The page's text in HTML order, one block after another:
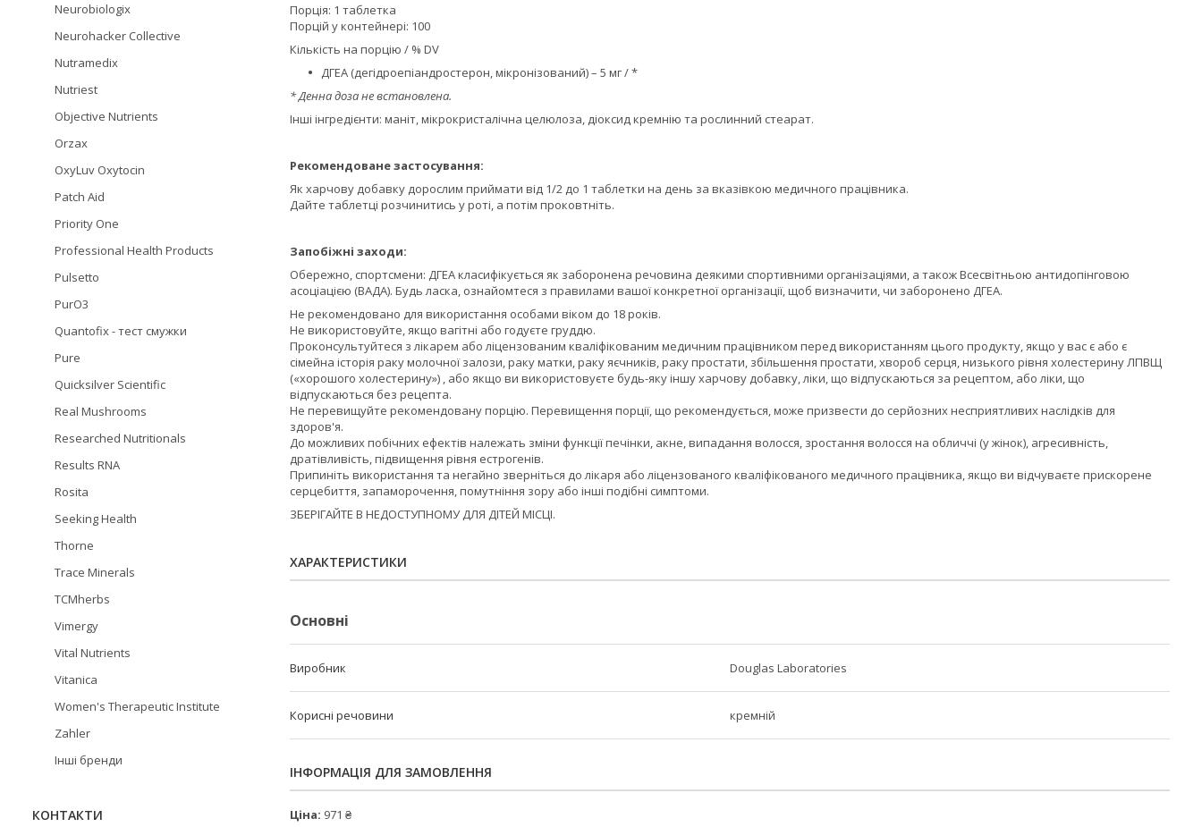
Порція: 1 таблетка
Порцій у контейнері: 100
Кількість на порцію / % DV
ДГЕА (дегідроепіандростерон, мікронізований) – 5 мг / *
* Денна доза не встановлена.
Інші інгредієнти: маніт, мікрокристалічна целюлоза, діоксид кремнію та рослинний стеарат.
Рекомендоване застосування:
Як харчову добавку дорослим приймати від 1/2 до 1 таблетки на день за вказівкою медичного працівника.
Дайте таблетці розчинитись у роті, а потім проковтніть.
Запобіжні заходи:
Обережно, спортсмени: ДГЕА класифікується як заборонена речовина деякими спортивними організаціями, а також Всесвітньою антидопінговою
асоціацією (ВАДА). Будь ласка, ознайомтеся з правилами вашої конкретної організації, щоб визначити, чи заборонено ДГЕА.
Не рекомендовано для використання особами віком до 18 років.
Не використовуйте, якщо вагітні або годуєте груддю.
Проконсультуйтеся з лікарем або ліцензованим кваліфікованим медичним працівником перед використанням цього продукту, якщо у вас є або є
сімейна історія раку молочної залози, раку матки, раку яєчників, раку простати, збільшення простати, хвороб серця, низького рівня холестерину ЛПВЩ
(«хорошого холестерину») , або якщо ви використовуєте будь-яку іншу харчову добавку, ліки, що відпускаються за рецептом, або ліки, що
відпускаються без рецепта.
Не перевищуйте рекомендовану порцію. Перевищення порції, що рекомендується, може призвести до серйозних несприятливих наслідків для
здоров'я.
До можливих побічних ефектів належать зміни функції печінки, акне, випадання волосся, зростання волосся на обличчі (у жінок), агресивність,
дратівливість, підвищення рівня естрогенів.
Припиніть використання та негайно зверніться до лікаря або ліцензованого кваліфікованого медичного працівника, якщо ви відчуваєте прискорене
серцебиття, запаморочення, помутніння зору або інші подібні симптоми.
ЗБЕРІГАЙТЕ В НЕДОСТУПНОМУ ДЛЯ ДІТЕЙ МІСЦІ.
ХАРАКТЕРИСТИКИ
Основні
Виробник Douglas Laboratories
Корисні речовини кремній
ІНФОРМАЦІЯ ДЛЯ ЗАМОВЛЕННЯ
Ціна: 971 ₴
Neurobiologix
Neurohacker Collective
Nutramedix
Nutriest
Objective Nutrients
Orzax
OxyLuv Oxytocin
Patch Aid
Priority One
Professional Health Products
Pulsetto
PurO3
Quantofix - тест смужки
Pure
Quicksilver Scientific
Real Mushrooms
Researched Nutritionals
Results RNA
Rosita
Seeking Health
Thorne
Trace Minerals
TCMherbs
Vimergy
Vital Nutrients
Vitanica
Women's Therapeutic Institute
Zahler
Інші бренди
КОНТАКТИ